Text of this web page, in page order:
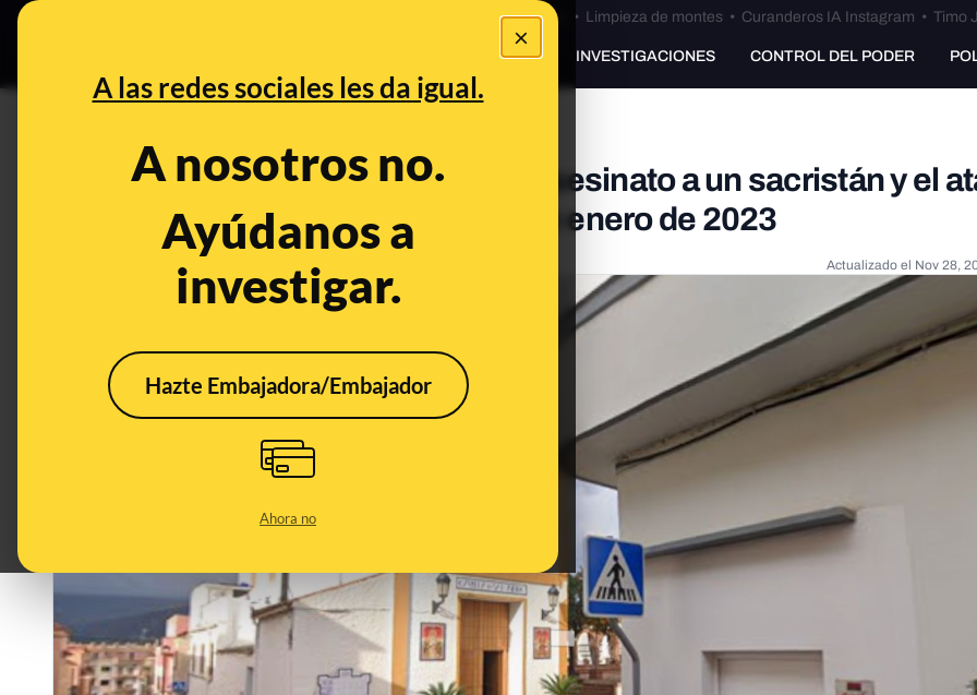
×
A las redes sociales les da igual.
A nosotros no.
Ayúdanos a
investigar.
Hazte Embajadora/Embajador
Ahora no
Bulos Ceuta • Limpieza de montes• Curanderos IA Instagram • Timo
PREBUNKING INVESTIGACIONES CONTROL DEL PODER
Preguntas y respuestas sobre el asesinato a un sacristán y el
a dos iglesias en Algeciras el 25 de enero de 2023
Jan 26, 2023, 10:50:33 AM Actualizado el Nov 28,